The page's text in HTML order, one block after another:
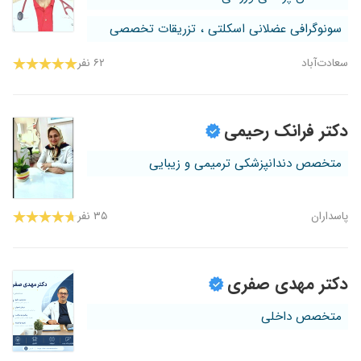
سونوگرافی عضلانی اسکلتی ، تزریقات تخصصی
سعادت‌آباد ۶۲ نفر
دکتر فرانک رحیمی
متخصص دندانپزشکی ترمیمی و زیبایی
پاسداران ۳۵ نفر
دکتر مهدی صفری
متخصص داخلی